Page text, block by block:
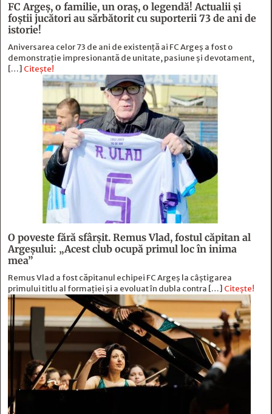
FC Argeş, o familie, un oraș, o legendă! Actualii şi
foştii jucători au sărbătorit cu suporterii 73 de ani de
istorie!
Aniversarea celor 73 de ani de existență ai FC Argeș a fost o
demonstrație impresionantă de unitate, pasiune și devotament,
[…] Citește!
O poveste fără sfârşit. Remus Vlad, fostul căpitan al
Argeşului: „Acest club ocupă primul loc în inima
mea”
Remus Vlad a fost căpitanul echipei FC Argeș la câștigarea
primului titlu al formației și a evoluat în dubla contra […] Citește!